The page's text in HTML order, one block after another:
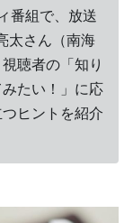
番組で、放送
太さん（南海
聴者の「知り
たい！」に応
ヒントを紹介